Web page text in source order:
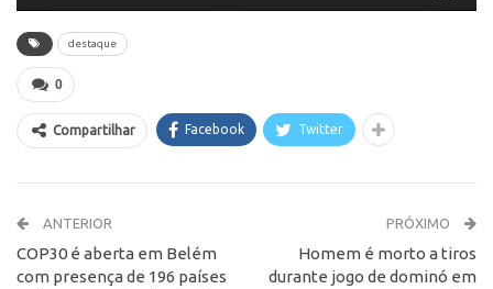
destaque
0
Compartilhar Facebook Twitter
ANTERIOR
COP30 é aberta em Belém
com presença de 196 países
PRÓXIMO
Homem é morto a tiros
durante jogo de dominó em